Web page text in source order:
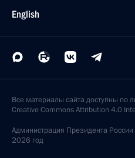
English
Все материалы сайта доступны по
Creative Commons Attribution 4.0
Администрация Президента России
2026 год